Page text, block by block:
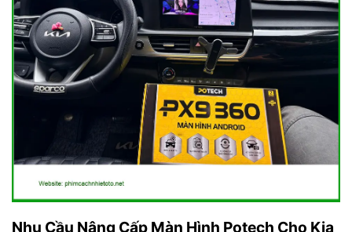
Nhu Cầu Nâng Cấp Màn Hình Potech Cho Kia